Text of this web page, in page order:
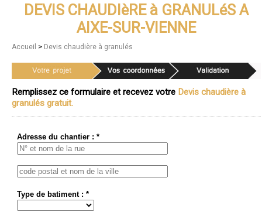
DEVIS CHAUDIèRE à GRANULéS A
AIXE-SUR-VIENNE
Accueil > Devis chaudière à granulés
Remplissez ce formulaire et recevez votre Devis chaudière à
granulés gratuit.
Adresse du chantier : *
Type de batiment : *